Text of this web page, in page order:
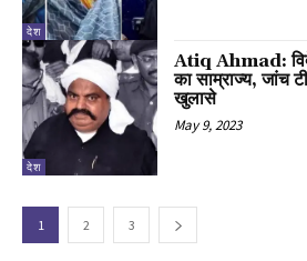
देश
देश
Atiq Ahmad:
का साम्राज्य, जांच
खुलासे
May 9, 2023
1 2 3